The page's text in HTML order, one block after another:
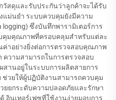
สดุและรับประกันว่าลูกค้าจะได้รับ
ม่นยำ ระบบควบคุมยังมีความ
ซึ่งบันทึกพารามิเตอร์การ
คุมคุณภาพที่ครอบคลุมสำหรับแต่ละ
าอย่างยิ่งต่อการตรวจสอบคุณภาพ
ความสามารถในการตรวจสอบ
สานอยู่ในระบบการผลิตสายการ
วยให้ผู้ปฏิบัติงานสามารถควบคุม
ยยกระดับความปลอดภัยและรักษา
อินเทอร์เฟซที่ใช้งานง่ายมอบการ